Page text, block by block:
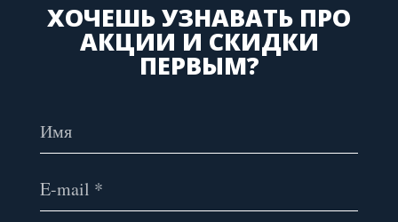
ХОЧЕШЬ УЗНАВАТЬ ПРО
АКЦИИ И СКИДКИ
ПЕРВЫМ?